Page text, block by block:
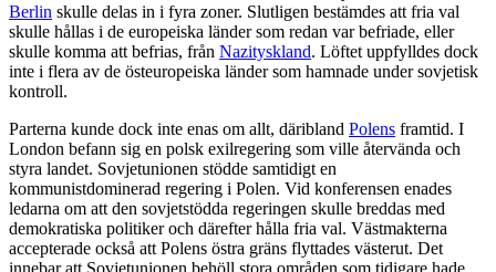
Berlin skulle delas in i fyra zoner. Slutligen bestämdes att fria val
skulle hållas i de europeiska länder som redan var befriade, eller
skulle komma att befrias, från Nazityskland. Löftet uppfylldes dock
inte i flera av de östeuropeiska länder som hamnade under sovjetisk
kontroll.
Parterna kunde dock inte enas om allt, däribland Polens framtid. I
London befann sig en polsk exilregering som ville återvända och
styra landet. Sovjetunionen stödde samtidigt en
kommunistdominerad regering i Polen. Vid konferensen enades
ledarna om att den sovjetstödda regeringen skulle breddas med
demokratiska politiker och därefter hålla fria val. Västmakterna
accepterade också att Polens östra gräns flyttades västerut. Det